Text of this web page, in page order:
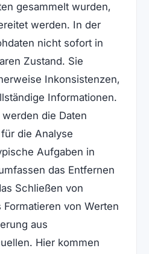
gesammelt wurden,
werden. In der
nicht sofort in
Zustand. Sie
Inkonsistenzen,
Informationen.
die Daten
die Analyse
Aufgaben in
das Entfernen
Schließen von
Formatieren von Werten
aus
Hier kommen